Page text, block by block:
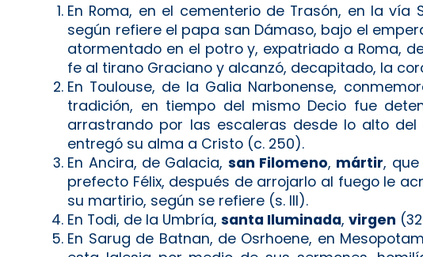
En Roma, en el cementerio de Trasón, en la vía
según refiere el papa san Dámaso, bajo el
atormentado en el potro y, expatriado a Roma,
fe al tirano Graciano y alcanzó, decapitado, la
En Toulouse, de la Galia Narbonense,
tradición, en tiempo del mismo Decio fue
arrastrando por las escaleras desde lo alto
entregó su alma a Cristo (c. 250).
En Ancira, de Galacia, san Filomeno, mártir,
prefecto Félix, después de arrojarlo al fuego le
su martirio, según se refiere (s. III).
En Todi, de la Umbría,santa Iluminada,virgen
En Sarug de Batnan, de Osrhoene, en